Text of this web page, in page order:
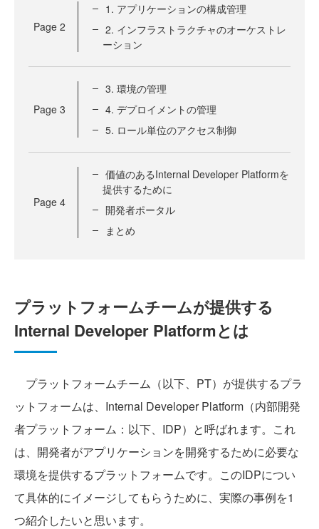
Page 2
1. アプリケーションの構成管理
2. インフラストラクチャのオーケストレ
ーション
Page 3
3. 環境の管理
4. デプロイメントの管理
5. ロール単位のアクセス制御
Page 4
価値のあるInternal Developer Platformを
提供するために
開発者ポータル
まとめ
プラットフォームチームが提供する
Internal Developer Platformとは
プラットフォームチーム（以下、PT）が提供するプラ
ットフォームは、Internal Developer Platform（内部開発
者プラットフォーム：以下、IDP）と呼ばれます。これ
は、開発者がアプリケーションを開発するために必要な
環境を提供するプラットフォームです。このIDPについ
て具体的にイメージしてもらうために、実際の事例を1
つ紹介したいと思います。